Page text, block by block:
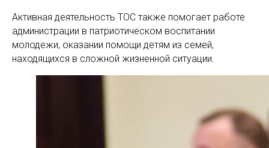
Активная деятельность ТОС также помогает работе
администрации в патриотическом воспитании
молодежи, оказании помощи детям из семей,
находящихся в сложной жизненной ситуации.